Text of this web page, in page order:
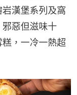
漢堡系列及窩
惡但滋味十
，一冷一熱超